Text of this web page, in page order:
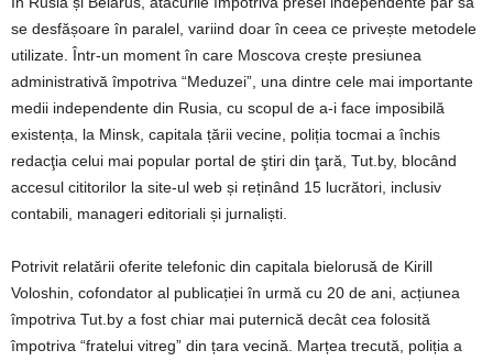
se desfășoare în paralel, variind doar în ceea ce privește metodele
utilizate. Într-un moment în care Moscova crește presiunea
administrativă împotriva “Meduzei”, una dintre cele mai importante
medii independente din Rusia, cu scopul de a-i face imposibilă
existența, la Minsk, capitala țării vecine, poliția tocmai a închis
redacţia celui mai popular portal de ştiri din ţară, Tut.by, blocând
accesul cititorilor la site-ul web și reținând 15 lucrători, inclusiv
contabili, manageri editoriali și jurnaliști.
Potrivit relatării oferite telefonic din capitala bielorusă de Kirill
Voloshin, cofondator al publicației în urmă cu 20 de ani, acțiunea
împotriva Tut.by a fost chiar mai puternică decât cea folosită
împotriva “fratelui vitreg” din țara vecină. Marțea trecută, poliția a